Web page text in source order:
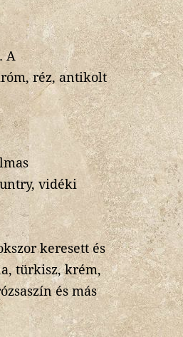
A
réz, antikolt
vidéki
keresett és
türkisz, krém,
és más